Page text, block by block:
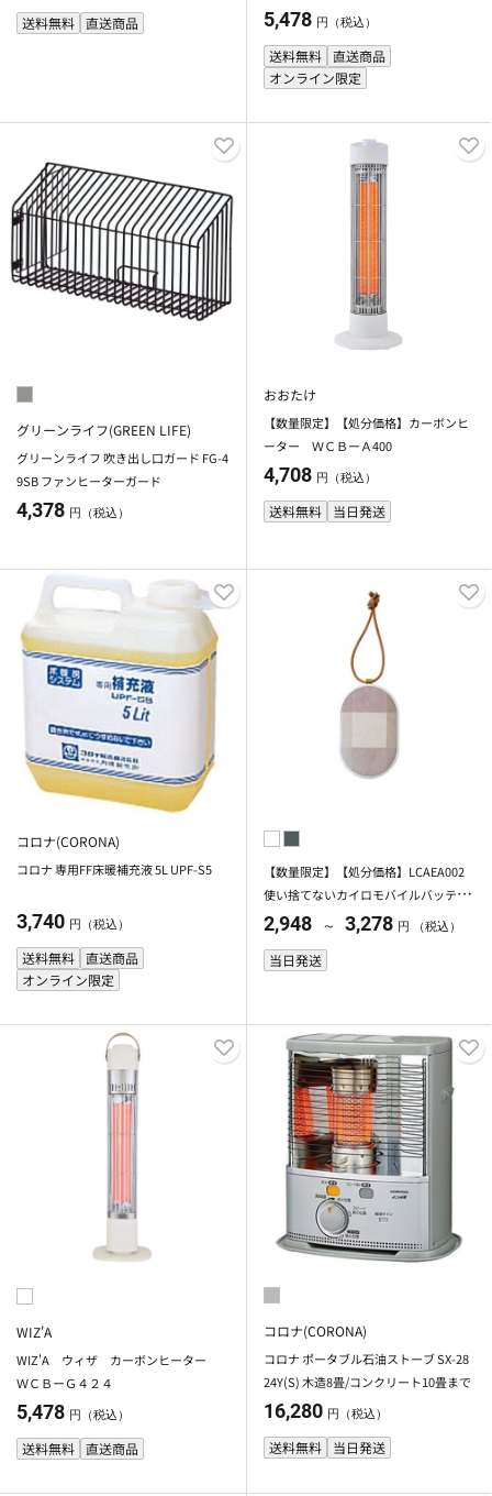
送料無料 直送商品 5,478 円（税込）
送料無料
直送商品
オンライン限定
グリーンライフ(GREEN LIFE)
グリーンライフ 吹き出し口ガード FG-4
9SB ファンヒーターガード
4,378 円（税込）
おおたけ
【数量限定】【処分価格】カーボンヒ
ーター ＷＣＢーＡ400
4,708 円（税込）
送料無料 当日発送
コロナ(CORONA)
コロナ 専用FF床暖補充液 5L UPF-S5
3,740 円（税込）
送料無料 直送商品
オンライン限定
【数量限定】【処分価格】LCAEA002
使い捨てないカイロモバイルバッテリ
機能付
2,948 ～ 3,278 円 （税込）
当日発送
WIZ'A
WIZ'A ウィザ カーボンヒーター
ＷＣＢーＧ４２４
5,478 円（税込）
送料無料 直送商品
コロナ(CORONA)
コロナ ポータブル石油ストーブ SX-28
24Y(S) 木造8畳/コンクリート10畳まで
16,280 円（税込）
送料無料 当日発送